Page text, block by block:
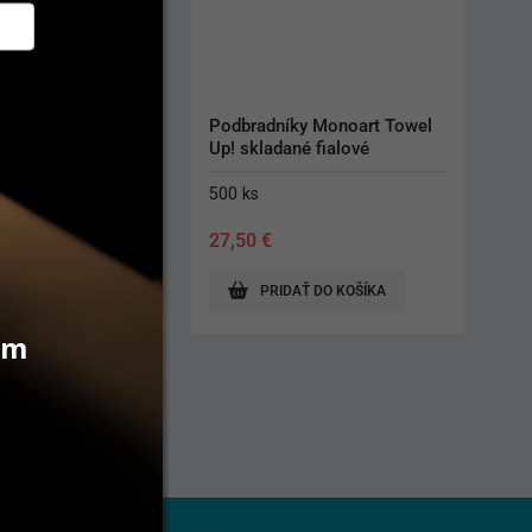
€.
Podbradníky Monoart Towel
Up! skladané fialové
PRIDAŤ DO KOŠÍKA
Filtračný